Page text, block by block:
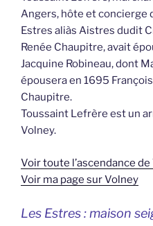
Angers, hôte et concierge
Estres aliàs Aistres dudit
Renée Chaupitre, avait
Jacquine Robineau, dont
épousera en 1695
Chaupitre.
Toussaint Lefrère est un
Volney.
Voir toute l’ascendance
Voir ma page sur Volney
Les Estres : maison